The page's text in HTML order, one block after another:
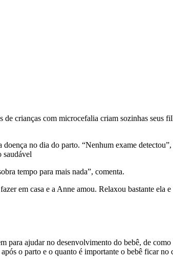
de crianças com microcefalia criam sozinhas seus
no dia do parto. “Nenhum exame
saudável
tempo para mais nada”, comenta.
em casa e a Anne amou. Relaxou bastante ela
para ajudar no desenvolvimento do bebê, de
o parto e o quanto é importante o bebê ficar